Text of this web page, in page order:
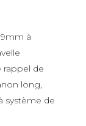
à
rappel de
long,
système de